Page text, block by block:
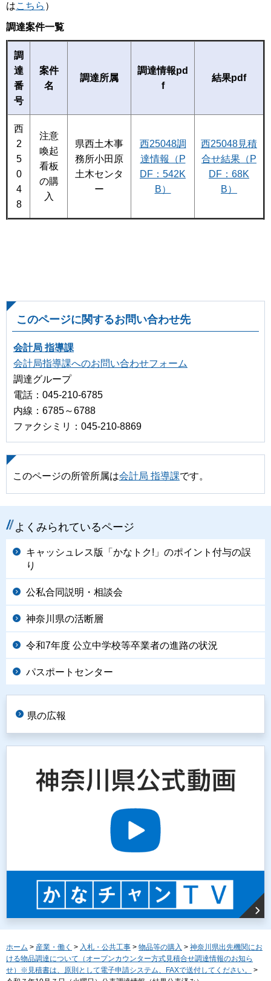
はこちら ）
調達案件一覧
調
達
番
号
案件
名
調達所属
調達情報pd
f
結果pdf
西
2
5
0
4
8
注意
喚起
看板
の購
入
県西土木事
務所小田原
土木センタ
ー
西25048調
達情報（P
DF：542K
B）
西25048見積
合せ結果（P
DF：68K
B）
このページに関するお問い合わせ先
会計局 指導課
会計局指導課へのお問い合わせフォーム
調達グループ
電話：045-210-6785
内線：6785～6788
ファクシミリ：045-210-8869
このページの所管所属は会計局 指導課です。
よくみられているページ
キャッシュレス版「かなトク!」のポイント付与の誤
り
公私合同説明・相談会
神奈川県の活断層
令和7年度 公立中学校等卒業者の進路の状況
パスポートセンター
県の広報
ホーム > 産業・働く > 入札・公共工事 > 物品等の購入 > 神奈川県出先機関にお
ける物品調達について（オープンカウンター方式見積合せ調達情報のお知ら
せ）※見積書は、原則として電子申請システム、FAXで送付してください。
>